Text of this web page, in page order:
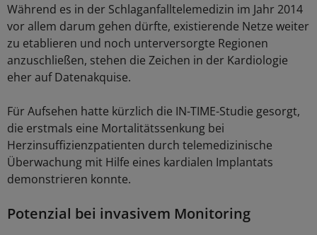
Während es in der Schlaganfalltelemedizin im Jahr 2014
vor allem darum gehen dürfte, existierende Netze weiter
zu etablieren und noch unterversorgte Regionen
anzuschließen, stehen die Zeichen in der Kardiologie
eher auf Datenakquise.
Für Aufsehen hatte kürzlich die IN-TIME-Studie gesorgt,
die erstmals eine Mortalitätssenkung bei
Herzinsuffizienzpatienten durch telemedizinische
Überwachung mit Hilfe eines kardialen Implantats
demonstrieren konnte.
Potenzial bei invasivem Monitoring